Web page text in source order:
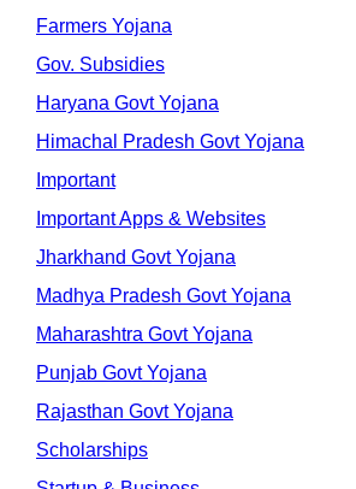
Farmers Yojana
Gov. Subsidies
Haryana Govt Yojana
Himachal Pradesh Govt Yojana
Important
Important Apps & Websites
Jharkhand Govt Yojana
Madhya Pradesh Govt Yojana
Maharashtra Govt Yojana
Punjab Govt Yojana
Rajasthan Govt Yojana
Scholarships